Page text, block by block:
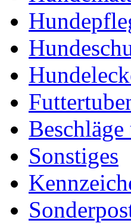
Sonstiges